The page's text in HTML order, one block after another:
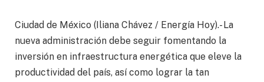
Ciudad de México (Iliana Chávez / Energía Hoy).- La
nueva administración debe seguir fomentando la
inversión en infraestructura energética que eleve la
productividad del país, así como lograr la tan